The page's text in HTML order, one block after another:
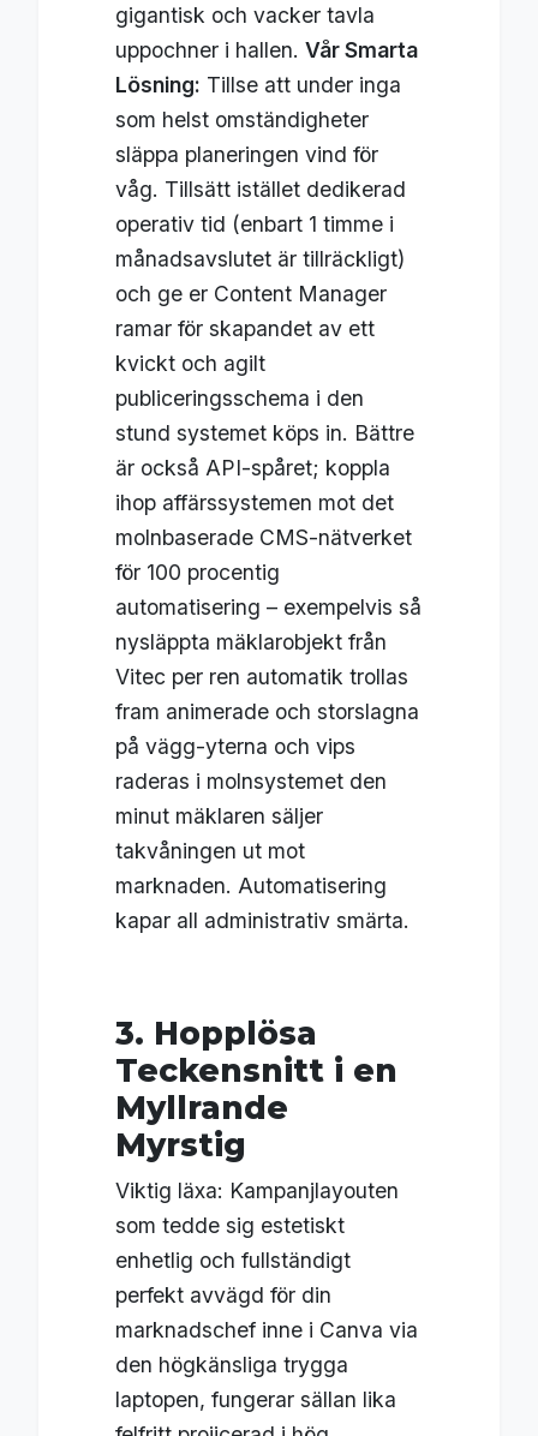
gigantisk och vacker tavla
uppochner i hallen. Vår Smarta
Lösning: Tillse att under inga
som helst omständigheter
släppa planeringen vind för
våg. Tillsätt istället dedikerad
operativ tid (enbart 1 timme i
månadsavslutet är tillräckligt)
och ge er Content Manager
ramar för skapandet av ett
kvickt och agilt
publiceringsschema i den
stund systemet köps in. Bättre
är också API-spåret; koppla
ihop affärssystemen mot det
molnbaserade CMS-nätverket
för 100 procentig
automatisering – exempelvis så
nysläppta mäklarobjekt från
Vitec per ren automatik trollas
fram animerade och storslagna
på vägg-yterna och vips
raderas i molnsystemet den
minut mäklaren säljer
takvåningen ut mot
marknaden. Automatisering
kapar all administrativ smärta.
3. Hopplösa
Teckensnitt i en
Myllrande
Myrstig
Viktig läxa: Kampanjlayouten
som tedde sig estetiskt
enhetlig och fullständigt
perfekt avvägd för din
marknadschef inne i Canva via
den högkänsliga trygga
laptopen, fungerar sällan lika